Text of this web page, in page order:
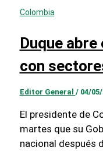
Colombia
Duque
con
Editor General / 04/05/
El presidente de
martes que su
nacional después